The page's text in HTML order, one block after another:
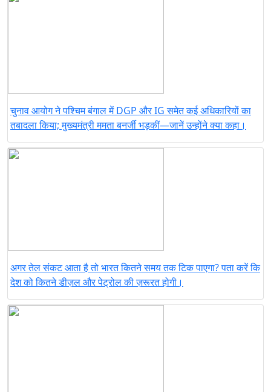
चुनाव आयोग ने पश्चिम बंगाल में DGP और IG समेत कई अधिकारियों का
तबादला किया; मुख्यमंत्री ममता बनर्जी भड़कीं—जानें उन्होंने क्या कहा।
अगर तेल संकट आता है तो भारत कितने समय तक टिक पाएगा? पता करें कि
देश को कितने डीज़ल और पेट्रोल की ज़रूरत होगी।